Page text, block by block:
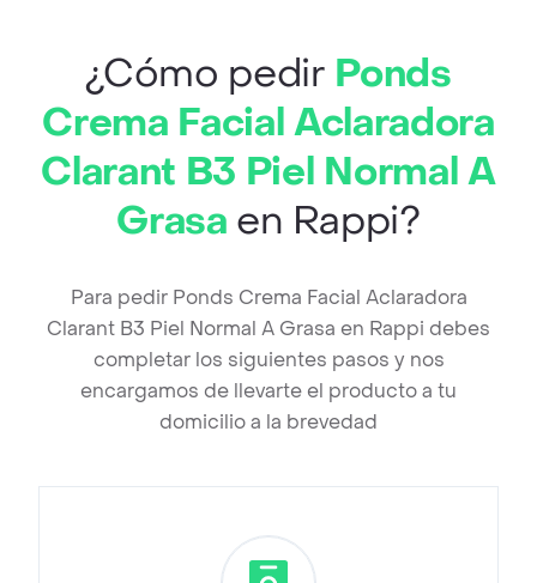
¿Cómo pedir Ponds
Crema Facial Aclaradora
Clarant B3 Piel Normal A
Grasa en Rappi?
Para pedir Ponds Crema Facial Aclaradora
Clarant B3 Piel Normal A Grasa en Rappi debes
completar los siguientes pasos y nos
encargamos de llevarte el producto a tu
domicilio a la brevedad